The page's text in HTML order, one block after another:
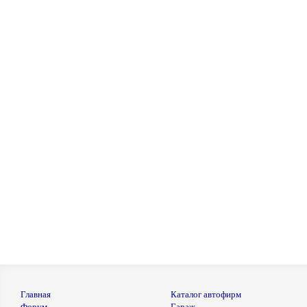
Главная
Каталог автофирм